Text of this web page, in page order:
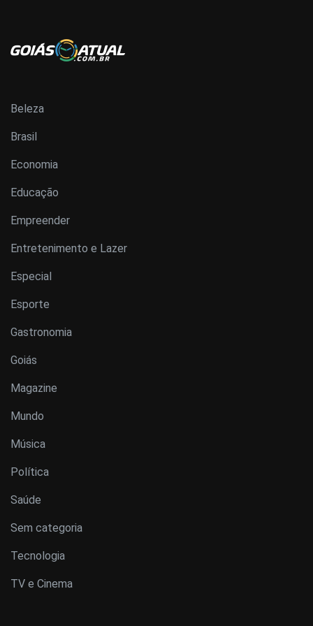
Beleza
Brasil
Economia
Educação
Empreender
Entretenimento e Lazer
Especial
Esporte
Gastronomia
Goiás
Magazine
Mundo
Música
Política
Saúde
Sem categoria
Tecnologia
TV e Cinema